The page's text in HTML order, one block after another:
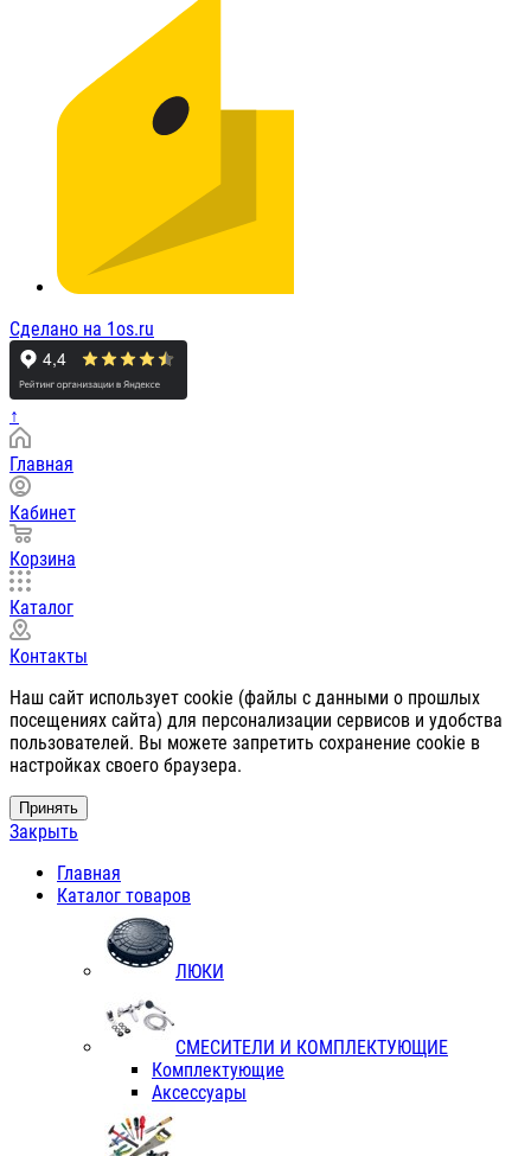
Сделано на 1os.ru
↑
Главная
Кабинет
Корзина
Каталог
Контакты
Наш сайт использует cookie (файлы с данными о прошлых
посещениях сайта) для персонализации сервисов и удобства
пользователей. Вы можете запретить сохранение cookie в
настройках своего браузера.
Принять
Закрыть
Главная
Каталог товаров
ЛЮКИ
СМЕСИТЕЛИ И КОМПЛЕКТУЮЩИЕ
Комплектующие
Аксессуары